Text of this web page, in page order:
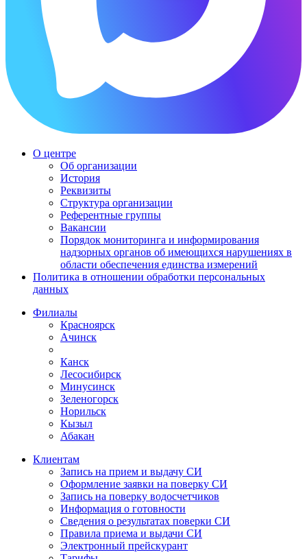
О центре
Об организации
История
Реквизиты
Структура организации
Референтные группы
Вакансии
Порядок мониторинга и информирования
надзорных органов об имеющихся нарушениях в
области обеспечения единства измерений
Политика в отношении обработки персональных
данных
Филиалы
Красноярск
Ачинск
Канск
Лесосибирск
Минусинск
Зеленогорск
Норильск
Кызыл
Абакан
Клиентам
Запись на прием и выдачу СИ
Оформление заявки на поверку СИ
Запись на поверку водосчетчиков
Информация о готовности
Сведения о результатах поверки СИ
Правила приема и выдачи СИ
Электронный прейскурант